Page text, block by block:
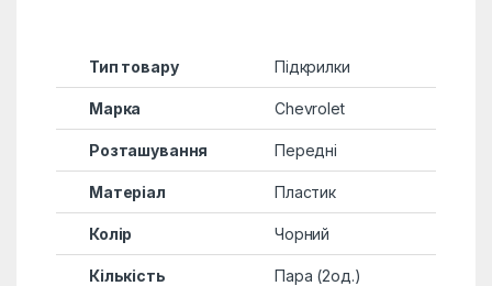
Тип товару Підкрилки
Марка Chevrolet
Розташування Передні
Матеріал Пластик
Колір Чорний
Кількість Пара (2од.)